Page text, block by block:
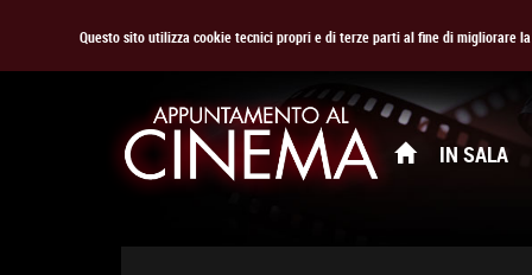
Questo sito utilizza cookie tecnici propri e di terze parti al fine di migliorare
IN SALA